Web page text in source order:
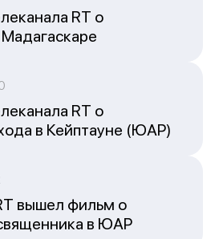
RT о
RT о
в Кейптауне (ЮАР)
вышел фильм о
в ЮАР